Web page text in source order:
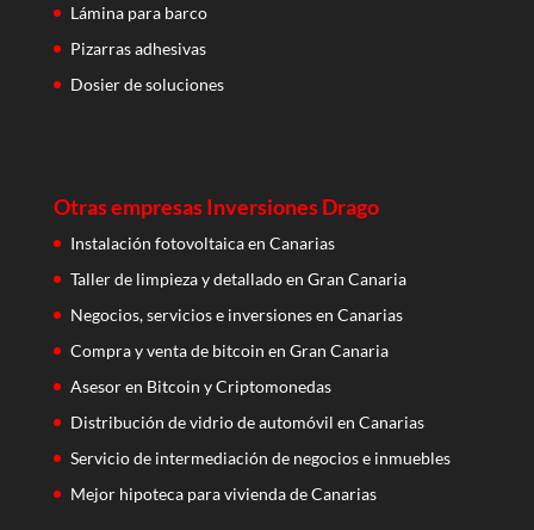
Lámina para barco
Pizarras adhesivas
Dosier de soluciones
Otras empresas Inversiones Drago
Instalación fotovoltaica en Canarias
Taller de limpieza y detallado en Gran Canaria
Negocios, servicios e inversiones en Canarias
Compra y venta de bitcoin en Gran Canaria
Asesor en Bitcoin y Criptomonedas
Distribución de vidrio de automóvil en Canarias
Servicio de intermediación de negocios e inmuebles
Mejor hipoteca para vivienda de Canarias